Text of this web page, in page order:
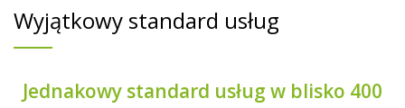
Wyjątkowy standard usług
Jednakowy standard usług w blisko 400